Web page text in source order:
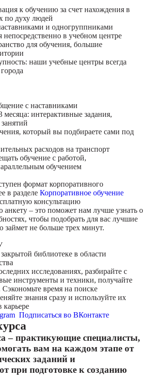
к обучению за счет нахождения в
по духу людей
и одногруппниками
непосредственно в учебном центре
для обучения, большие
наши учебные центры всегда
с наставниками
месяца: интерактивные задания,
который вы подбираете сами под
расходов на транспорт
обучение с работой,
обучением
формат корпоративного
в разделе Корпоративное обучение
консультацию
– это поможет нам лучше узнать о
чтобы подобрать для вас лучшие
займет не больше трех минут.
закрытой библиотекев области
исследованиях, разбирайте с
инструменты и техники, получайте
время на поиске
знания сразу и используйте их
карьере
Подписаться во ВКонтакте
– практикующие специалисты,
вам на каждом этапе от
заданий и
при подготовке к созданию